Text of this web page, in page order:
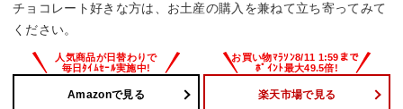
チョコレート好きな方は、お土産の購入を兼ねて立ち寄ってみて
ください。
Amazonで見る 楽天市場で見る